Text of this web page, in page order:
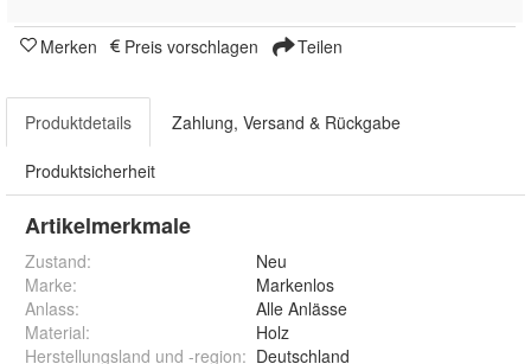
Merken Preis vorschlagen Teilen
Produktdetails Zahlung, Versand & Rückgabe
Produktsicherheit
Artikelmerkmale
Zustand:
Neu
Marke:
Markenlos
Anlass:
Alle Anlässe
Material:
Holz
Herstellungsland und -region: Deutschland